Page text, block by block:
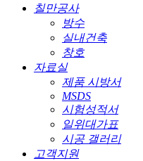
칠만공사
방수
실내건축
창호
자료실
제품 시방서
MSDS
시험성적서
일위대가표
시공 갤러리
고객지원